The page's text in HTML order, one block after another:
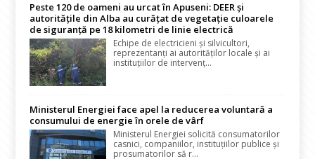
Peste 120 de oameni au urcat în Apuseni: DEER și
autoritățile din Alba au curățat de vegetație culoarele
de siguranță pe 18 kilometri de linie electrică
Echipe de electricieni și silvicultori,
reprezentanți ai autorităților locale și ai
instituțiilor de intervenț...
Ministerul Energiei face apel la reducerea voluntară a
consumului de energie în orele de vârf
Ministerul Energiei solicită consumatorilor
casnici, companiilor, instituțiilor publice și
prosumatorilor să r...